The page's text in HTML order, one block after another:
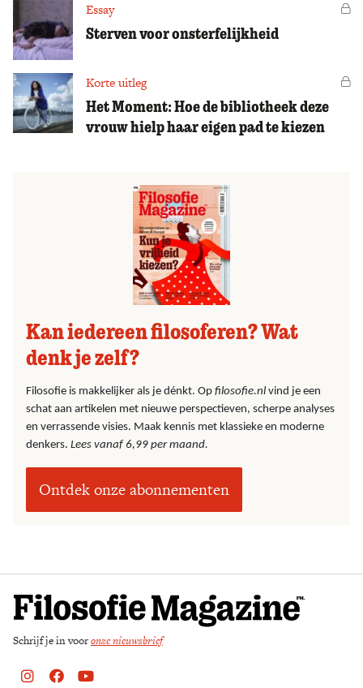
Essay
Sterven voor onsterfelijkheid
Korte uitleg
Het Moment: Hoe de bibliotheek deze
vrouw hielp haar eigen pad te kiezen
Kan iedereen filosoferen? Wat
denk je zelf?
Filosofie is makkelijker als je dénkt. Op filosofie.nl vind je een
schat aan artikelen met nieuwe perspectieven, scherpe analyses
en verrassende visies. Maak kennis met klassieke en moderne
denkers. Lees vanaf 6,99 per maand.
Ontdek onze abonnementen
Schrijf je in vooronze nieuwsbrief
Instagram
FacebookYoutube